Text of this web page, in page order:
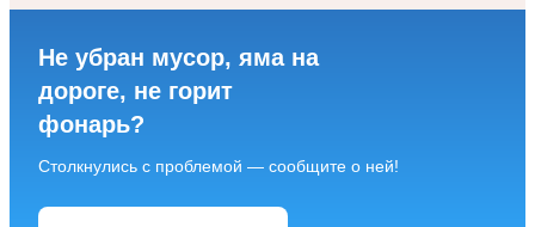
Не убран мусор, яма на
дороге, не горит
фонарь?
Столкнулись с проблемой — сообщите о ней!